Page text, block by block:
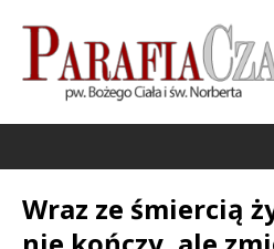
Wraz ze śmiercią